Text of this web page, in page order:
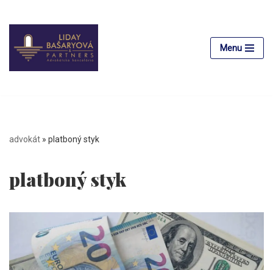
Preskočiť
na
obsah
Menu
advokát » platboný styk
platboný styk